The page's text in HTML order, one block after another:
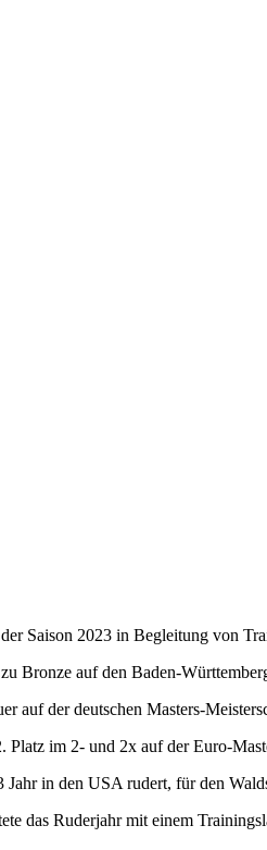
Saison 2023 in Begleitung von
Bronze auf den Baden-
auf der deutschen Masters-
Platz im 2- und 2x auf der Euro-
in den USA rudert, für den
das Ruderjahr mit einem